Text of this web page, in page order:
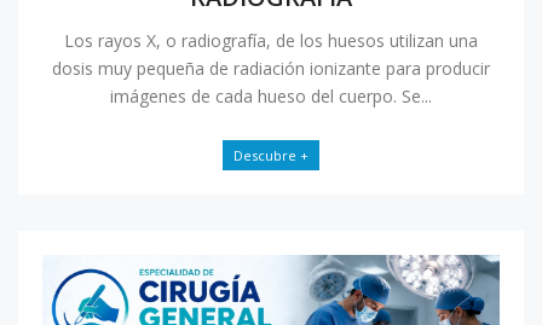
Los rayos X, o radiografía, de los huesos utilizan una
dosis muy pequeña de radiación ionizante para producir
imágenes de cada hueso del cuerpo. Se...
Descubre +